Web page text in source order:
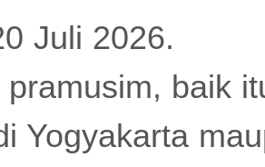
Juli 2026.
baik
Yogyakarta